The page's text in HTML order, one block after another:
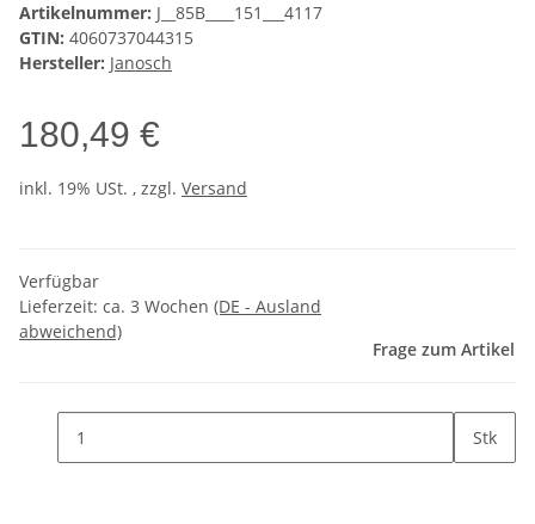
Artikelnummer: J__85B____151___4117
GTIN: 4060737044315
Hersteller: Janosch
180,49 €
inkl. 19% USt. , zzgl. Versand
Verfügbar
Lieferzeit: ca. 3 Wochen (DE - Ausland
abweichend)
Frage zum Artikel
Stk